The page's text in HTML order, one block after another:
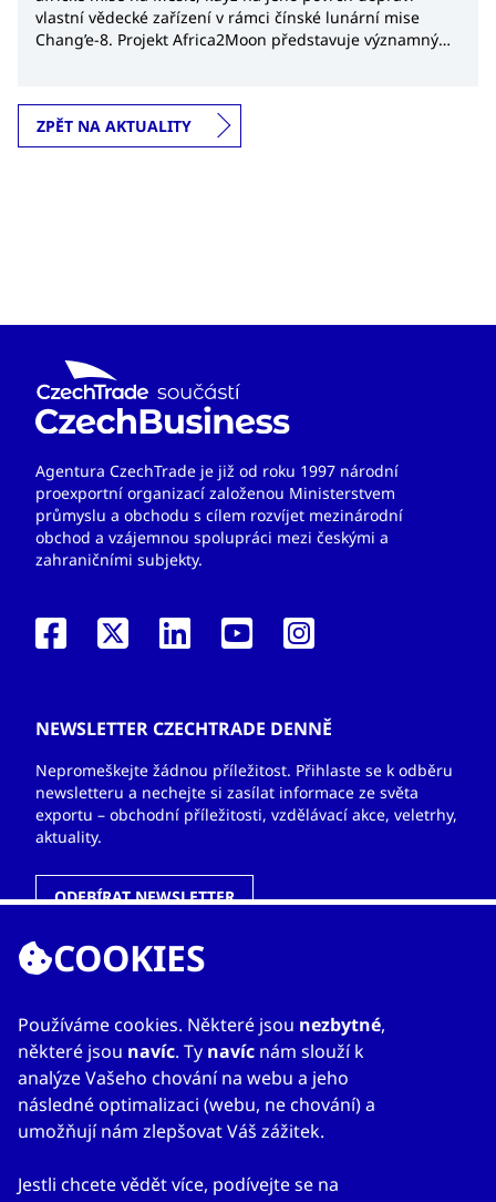
vlastní vědecké zařízení v rámci čínské lunární mise
Chang’e-8. Projekt Africa2Moon představuje významný
globálním kosmickém průmyslu.
ZPĚT NA AKTUALITY
Agentura CzechTrade je již od roku 1997 národní
proexportní organizací založenou Ministerstvem
průmyslu a obchodu s cílem rozvíjet mezinárodní
obchod a vzájemnou spolupráci mezi českými a
zahraničními subjekty.
NEWSLETTER CZECHTRADE DENNĚ
Nepromeškejte žádnou příležitost. Přihlaste se k odběru
newsletteru a nechejte si zasílat informace ze světa
exportu – obchodní příležitosti, vzdělávací akce, veletrhy,
aktuality.
ODEBÍRAT NEWSLETTER
ODKAZY
O nás
Zahraniční kanceláře
Služby
Kontakty
COOKIES
Používáme cookies. Některé jsou nezbytné,
některé jsou navíc. Ty navíc nám slouží k
analýze Vašeho chování na webu a jeho
následné optimalizaci (webu, ne chování) a
umožňují nám zlepšovat Váš zážitek.
Jestli chcete vědět více, podívejte se na